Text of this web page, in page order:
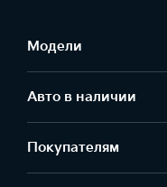
Модели
Авто в наличии
Покупателям